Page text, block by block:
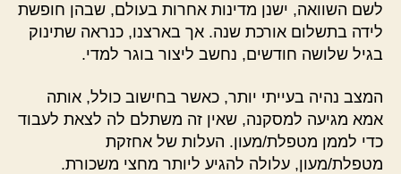
לשם השוואה, ישנן מדינות אחרות בעולם, שבהן חופשת
לידה בתשלום אורכת שנה. אך בארצנו, כנראה שתינוק
בגיל שלושה חודשים, נחשב ליצור בוגר למדי.
המצב נהיה בעייתי יותר, כאשר בחישוב כולל, אותה
אמא מגיעה למסקנה, שאין זה משתלם לה לצאת לעבוד
כדי לממן מטפלת/מעון. העלות של אחזקת
מטפלת/מעון, עלולה להגיע ליותר מחצי משכורת.